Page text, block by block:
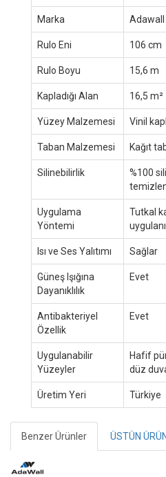
Marka Adawall
Rulo Eni 106 cm
Rulo Boyu 15,6 m
Kapladığı Alan 16,5 m²
Yüzey Malzemesi Vinil
Taban Malzemesi Kağıt
Silinebilirlik
%100
Uygulama
Yöntemi
Tutkal
Isı ve Ses Yalıtımı Sağlar
Güneş Işığına
Dayanıklılık
Evet
Antibakteriyel
Özellik
Evet
Uygulanabilir
Yüzeyler
Hafif
düz
Üretim Yeri Türkiye
Benzer Ürünler ÜSTÜN